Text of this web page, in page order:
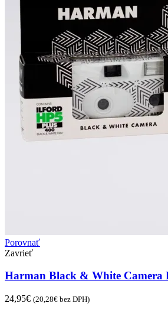
Porovnať
Zavrieť
Harman Black & White Camera
24,95€ (20,28€ bez DPH)